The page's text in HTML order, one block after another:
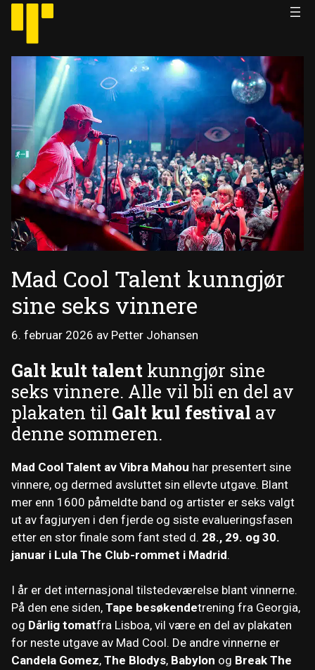
Hopp
innhold
Mad Cool Talent kunngjør
sine seks vinnere
6. februar 2026 av Petter Johansen
Galt kult talent kunngjør sine
seks vinnere. Alle vil bli en del av
plakaten til Galt kul festival av
denne sommeren.
Mad Cool Talent av Vibra Mahou har presentert sine
vinnere, og dermed avsluttet sin ellevte utgave. Blant
mer enn 1600 påmeldte band og artister er seks valgt
ut av fagjuryen i den fjerde og siste evalueringsfasen
etter en stor finale som fant sted d. 28., 29. og 30.
januar i Lula The Club-rommet i Madrid.
I år er det internasjonal tilstedeværelse blant vinnerne.
På den ene siden, Tape besøkendetrening fra Georgia,
og Dårlig tomatfra Lisboa, vil være en del av plakaten
for neste utgave av Mad Cool. De andre vinnerne er
Candela Gomez, The Blodys, Babylon og Break The